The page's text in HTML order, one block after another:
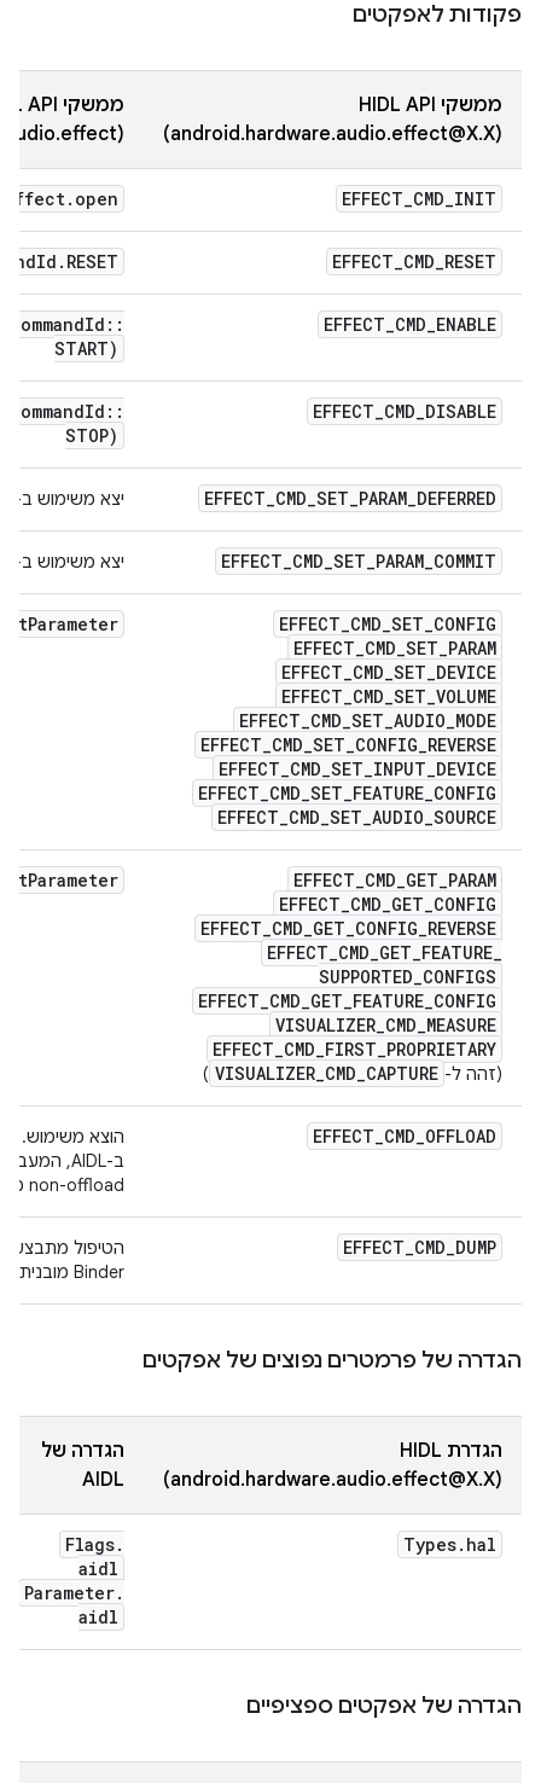
פקודות לאפקטים
ממשקי HIDL API
‏(android.hardware.audio.effect@X.X)
ממשקי AIDL API
(android.hardware.audio.effect)
EFFECT_CMD_INIT
. open
EFFECT_CMD_RESET
Id . RESET
EFFECT_CMD_ENABLE
CommandId ::
START)
EFFECT_CMD_DISABLE
CommandId ::
STOP)
EFFECT_CMD_SET_PARAM_DEFERRED יצא משימוש ב-Effects AIDL HAL
EFFECT_CMD_SET_PARAM_COMMIT יצא משימוש ב-Effects AIDL HAL
EFFECT_CMD_SET_CONFIG
EFFECT_CMD_SET_PARAM
EFFECT_CMD_SET_DEVICE
EFFECT_CMD_SET_VOLUME
EFFECT_CMD_SET_AUDIO_MODE
EFFECT_CMD_SET_CONFIG_REVERSE
EFFECT_CMD_SET_INPUT_DEVICE
EFFECT_CMD_SET_FEATURE_CONFIG
EFFECT_CMD_SET_AUDIO_SOURCE
Parameter
EFFECT_CMD_GET_PARAM
EFFECT_CMD_GET_CONFIG
EFFECT_CMD_GET_CONFIG_REVERSE
EFFECT_CMD_GET_FEATURE_
SUPPORTED_CONFIGS
EFFECT_CMD_GET_FEATURE_CONFIG
VISUALIZER_CMD_MEASURE
EFFECT_CMD_FIRST_PROPRIETARY
(זהה ל- VISUALIZER_CMD_CAPTURE
)
Parameter
EFFECT_CMD_OFFLOAD הוצא משימוש.
non-offload מתבצע ב-framework.
EFFECT_CMD_DUMP
הטיפול מתבצע
Binder מובנית
הגדרה של פרמטרים נפוצים של אפקטים
הגדרת HIDL‏
(android.hardware.audio.effect@X.X)
הגדרה של
AIDL
Types. hal
Flags.
aidl
Parameter.
aidl
הגדרה של אפקטים ספציפיים